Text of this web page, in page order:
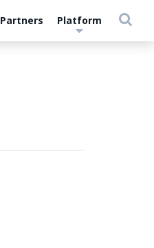
Partners Platform